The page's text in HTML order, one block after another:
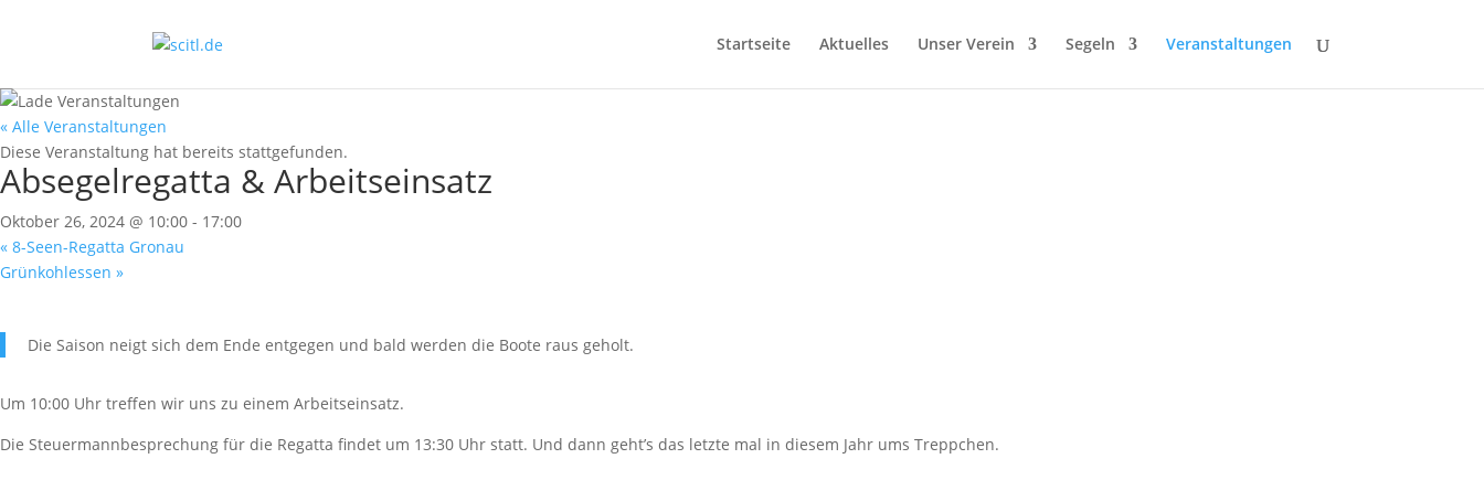
Startseite Aktuelles Unser Verein Segeln Veranstaltungen
« Alle Veranstaltungen
Diese Veranstaltung hat bereits stattgefunden.
Absegelregatta & Arbeitseinsatz
Oktober 26, 2024 @ 10:00 - 17:00
« 8-Seen-Regatta Gronau
Grünkohlessen »
Die Saison neigt sich dem Ende entgegen und bald werden die Boote raus geholt.
Um 10:00 Uhr treffen wir uns zu einem Arbeitseinsatz.
Die Steuermannbesprechung für die Regatta findet um 13:30 Uhr statt. Und dann geht’s das letzte mal in diesem Jahr ums Treppchen.